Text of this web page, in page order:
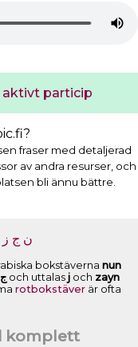
aktivt particip
fraser med detaljerad
av andra resurser, och
bli ännu bättre.
ﻥ ﺝ ﺯ
bokstäverna nun
ﺝ och uttalas j och zayn
rotbokstäver är ofta
komplett